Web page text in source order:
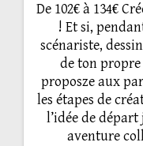
De 102€ à 134€
! Et si,
scénariste,
de ton propre
proposze aux
les étapes de
l’idée de
aventure